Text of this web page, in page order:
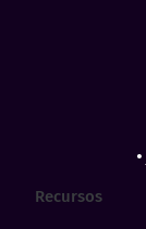
Recursos